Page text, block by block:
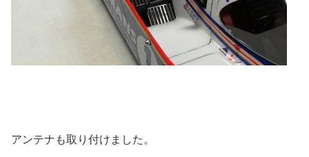
アンテナも取り付けました。